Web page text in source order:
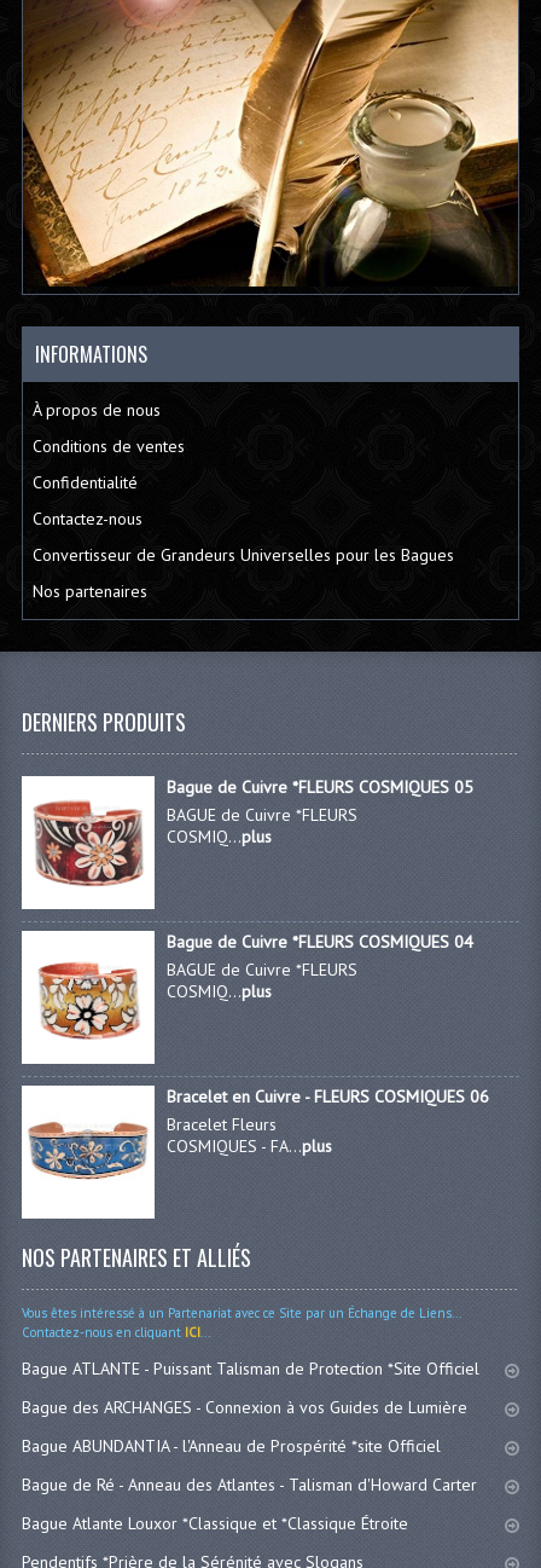
INFORMATIONS
À propos de nous
Conditions de ventes
Confidentialité
Contactez-nous
Convertisseur de Grandeurs Universelles pour les Bagues
Nos partenaires
DERNIERS PRODUITS
Bague de Cuivre *FLEURS COSMIQUES 05
BAGUE de Cuivre *FLEURS
COSMIQ...plus
Bague de Cuivre *FLEURS COSMIQUES 04
BAGUE de Cuivre *FLEURS
COSMIQ...plus
Bracelet en Cuivre - FLEURS COSMIQUES 06
Bracelet Fleurs
COSMIQUES - FA...plus
NOS PARTENAIRES ET ALLIÉS
Vous êtes intéressé à un Partenariat avec ce Site par un Échange de Liens...
Contactez-nous en cliquantICI...
Bague ATLANTE - Puissant Talisman de Protection *Site Officiel
Bague des ARCHANGES - Connexion à vos Guides de Lumière
Bague ABUNDANTIA - l'Anneau de Prospérité *site Officiel
Bague de Ré - Anneau des Atlantes - Talisman d'Howard Carter
Bague Atlante Louxor *Classique et *Classique Étroite
Pendentifs *Prière de la Sérénité avec Slogans